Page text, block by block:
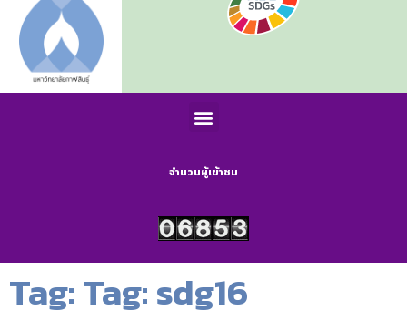
จำนวนผู้เข้าชม
Tag: Tag: sdg16